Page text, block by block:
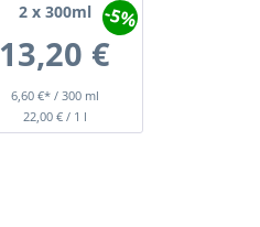
2x 300ml
13,20 €
6,60 €* / 300 ml
-5%
22,00 € / 1 l